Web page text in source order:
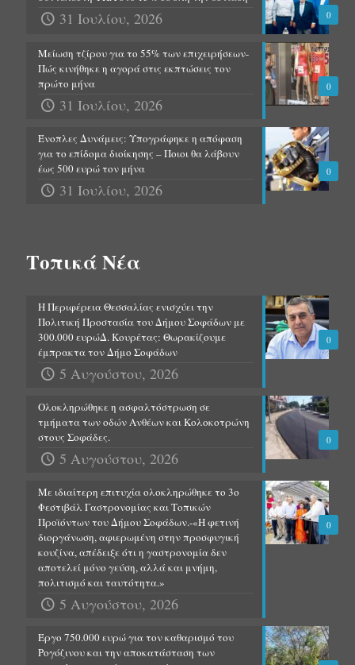
0
31 Ιουλίου, 2026
0
Μείωση τζίρου για το 55% των επιχειρήσεων-
Πώς κινήθηκε η αγορά στις εκπτώσεις τον
πρώτο μήνα
31 Ιουλίου, 2026
0
Ένοπλες Δυνάμεις: Υπογράφηκε η απόφαση
για το επίδομα διοίκησης – Ποιοι θα λάβουν
έως 500 ευρώ τον μήνα
31 Ιουλίου, 2026
Τοπικά Νέα
0
Η Περιφέρεια Θεσσαλίας ενισχύει την
Πολιτική Προστασία του Δήμου Σοφάδων με
300.000 ευρώΔ. Κουρέτας: Θωρακίζουμε
έμπρακτα τον Δήμο Σοφάδων
5 Αυγούστου, 2026
0
Ολοκληρώθηκε η ασφαλτόστρωση σε
τμήματα των οδών Ανθέων και Κολοκοτρώνη
στους Σοφάδες.
5 Αυγούστου, 2026
0
Με ιδιαίτερη επιτυχία ολοκληρώθηκε το 3ο
Φεστιβάλ Γαστρονομίας και Τοπικών
Προϊόντων του Δήμου Σοφάδων.-«Η φετινή
διοργάνωση, αφιερωμένη στην προσφυγική
κουζίνα, απέδειξε ότι η γαστρονομία δεν
αποτελεί μόνο γεύση, αλλά και μνήμη,
πολιτισμό και ταυτότητα.»
5 Αυγούστου, 2026
Έργο 750.000 ευρώ για τον καθαρισμό του
Ρογόζινου και την αποκατάσταση των